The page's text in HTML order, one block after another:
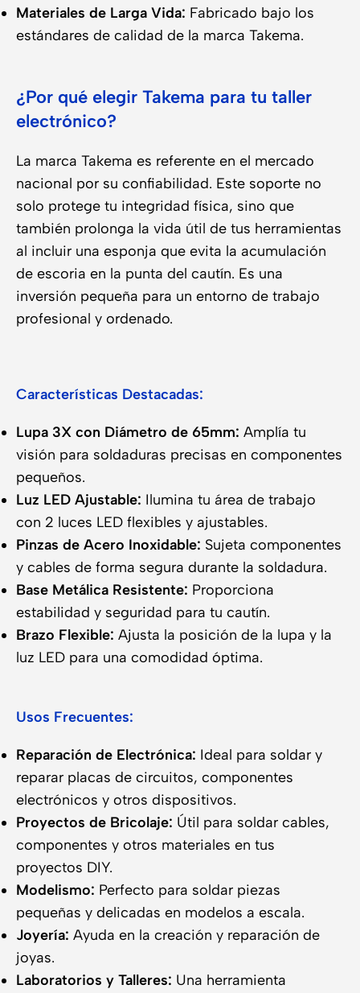
Materiales de Larga Vida: Fabricado bajo los
estándares de calidad de la marca Takema.
¿Por qué elegir Takema para tu taller
electrónico?
La marca Takema es referente en el mercado
nacional por su confiabilidad. Este soporte no
solo protege tu integridad física, sino que
también prolonga la vida útil de tus herramientas
al incluir una esponja que evita la acumulación
de escoria en la punta del cautín. Es una
inversión pequeña para un entorno de trabajo
profesional y ordenado.
Características Destacadas:
Lupa 3X con Diámetro de 65mm: Amplía tu
visión para soldaduras precisas en componentes
pequeños.
Luz LED Ajustable: Ilumina tu área de trabajo
con 2 luces LED flexibles y ajustables.
Pinzas de Acero Inoxidable: Sujeta componentes
y cables de forma segura durante la soldadura.
Base Metálica Resistente: Proporciona
estabilidad y seguridad para tu cautín.
Brazo Flexible: Ajusta la posición de la lupa y la
luz LED para una comodidad óptima.
Usos Frecuentes:
Reparación de Electrónica: Ideal para soldar y
reparar placas de circuitos, componentes
electrónicos y otros dispositivos.
Proyectos de Bricolaje: Útil para soldar cables,
componentes y otros materiales en tus
proyectos DIY.
Modelismo: Perfecto para soldar piezas
pequeñas y delicadas en modelos a escala.
Joyería: Ayuda en la creación y reparación de
joyas.
Laboratorios y Talleres: Una herramienta